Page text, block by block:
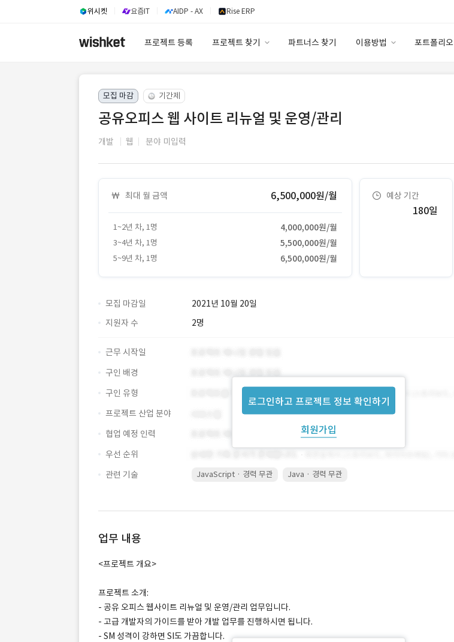
위시켓 요즘IT AIDP - AX Rise ERP
프로젝트 등록 프로젝트 찾기 파트너스 찾기 이용방법 포트폴리오
모집 마감 기간제
공유오피스 웹 사이트 리뉴얼 및 운영/관리
개발 웹 분야 미입력
최대 월 금액 6,500,000원/월
1~2년 차, 1명 4,000,000원/월
3~4년 차, 1명 5,500,000원/월
5~9년 차, 1명 6,500,000원/월
예상 기간
180일
모집 마감일
2021년 10월 20일
지원자 수
2명
로그인하고 프로젝트 정보 확인하기
회원가입
근무 시작일
구인 배경
구인 유형
프로젝트 산업 분야
협업 예정 인력
우선 순위
관련 기술
JavaScript · 경력 무관 Java · 경력 무관
업무 내용
<프로젝트 개요>
프로젝트 소개:
- 공유 오피스 웹사이트 리뉴얼 및 운영/관리 업무입니다.
- 고급 개발자의 가이드를 받아 개발 업무를 진행하시면 됩니다.
- SM 성격이 강하면 SI도 가끔합니다.